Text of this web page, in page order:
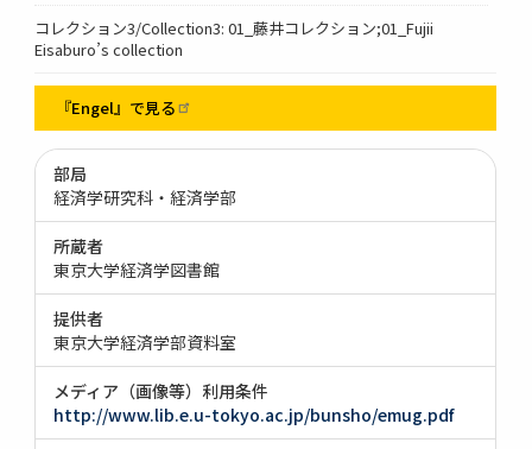
コレクション3/Collection3: 01_藤井コレクション;01_Fujii
Eisaburo’s collection
『Engel』で見る
部局
経済学研究科・経済学部
所蔵者
東京大学経済学図書館
提供者
東京大学経済学部資料室
メディア（画像等）利用条件
http://www.lib.e.u-tokyo.ac.jp/bunsho/emug.pdf